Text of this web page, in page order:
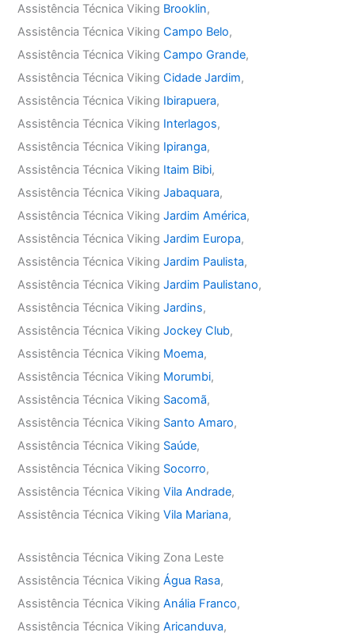
Assistência Técnica Viking Brooklin,
Assistência Técnica VikingCampo Belo,
Assistência Técnica VikingCampo Grande,
Assistência Técnica VikingCidade Jardim,
Assistência Técnica Viking Ibirapuera,
Assistência Técnica Viking Interlagos,
Assistência Técnica Viking Ipiranga,
Assistência Técnica Viking Itaim Bibi,
Assistência Técnica VikingJabaquara,
Assistência Técnica VikingJardim América,
Assistência Técnica VikingJardim Europa,
Assistência Técnica VikingJardim Paulista,
Assistência Técnica VikingJardim Paulistano,
Assistência Técnica VikingJardins,
Assistência Técnica VikingJockey Club,
Assistência Técnica Viking Moema,
Assistência Técnica Viking Morumbi,
Assistência Técnica Viking Sacomã,
Assistência Técnica Viking Santo Amaro,
Assistência Técnica Viking Saúde,
Assistência Técnica Viking Socorro,
Assistência Técnica VikingVila Andrade,
Assistência Técnica VikingVila Mariana,
Assistência Técnica Viking Zona Leste
Assistência Técnica VikingÁgua Rasa,
Assistência Técnica VikingAnália Franco,
Assistência Técnica VikingAricanduva,